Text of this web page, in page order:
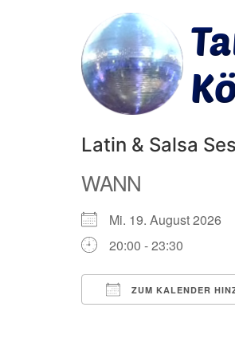
Latin & Salsa
WANN
Mi. 19. August 2026
20:00 - 23:30
ZUM KALENDER